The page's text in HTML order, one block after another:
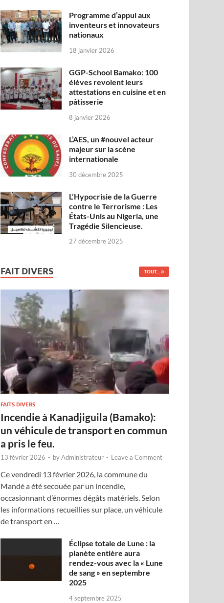
Programme d’appui aux
inventeurs et innovateurs
nationaux
18 janvier 2026
GGP-School Bamako: 100
élèves revoient leurs
attestations en cuisine et en
pâtisserie
8 janvier 2026
L’AES, un #nouvel acteur
majeur sur la scène
internationale
30 décembre 2025
L’Hypocrisie de la Guerre
contre le Terrorisme : Les
États-Unis au Nigeria, une
Tragédie Silencieuse.
27 décembre 2025
FAIT DIVERS TOUT...
FAITS DIVERS
Incendie à Kanadjiguila (Bamako):
un véhicule de transport en commun
a pris le feu.
13 février 2026 - byAdministrateur - Leave a Comment
Ce vendredi 13 février 2026, la commune du
Mandé a été secouée par un incendie,
occasionnant d’énormes dégâts matériels. Selon
les informations recueillies sur place, un véhicule
de transport en …
Éclipse totale de Lune : la
planète entière aura
rendez-vous avec la « Lune
de sang » en septembre
2025
4 septembre 2025